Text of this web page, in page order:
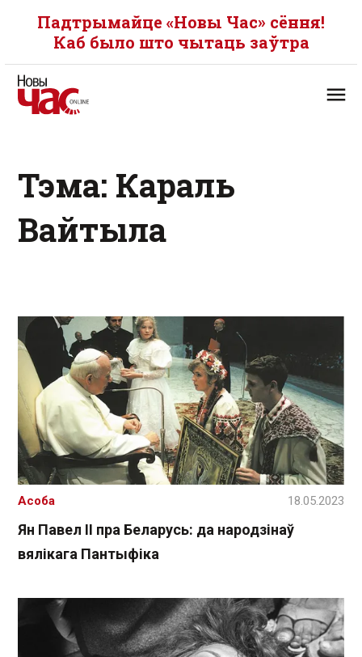
Падтрымайце «Новы Час» сёння!
Каб было што чытаць заўтра
Тэма: Караль
Вайтыла
Ян Павел ІІ пра Беларусь: да народзінаў
вялікага Пантыфіка
Асоба 18.05.2023